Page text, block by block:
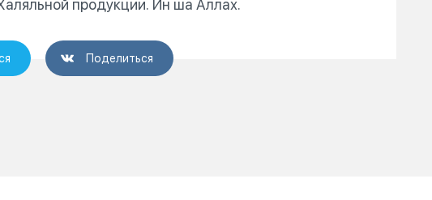
продукции. Ин ша Аллах.
Поделиться